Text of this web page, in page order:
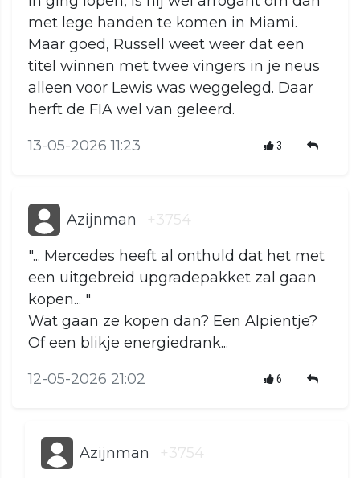
met lege handen te komen in Miami.
Maar goed, Russell weet weer dat een
titel winnen met twee vingers in je neus
alleen voor Lewis was weggelegd. Daar
herft de FIA wel van geleerd.
13-05-2026 11:23 3
Azijnman +3754
"... Mercedes heeft al onthuld dat het met
een uitgebreid upgradepakket zal gaan
kopen... "
Wat gaan ze kopen dan? Een Alpientje?
Of een blikje energiedrank...
12-05-2026 21:02 6
Azijnman +3754